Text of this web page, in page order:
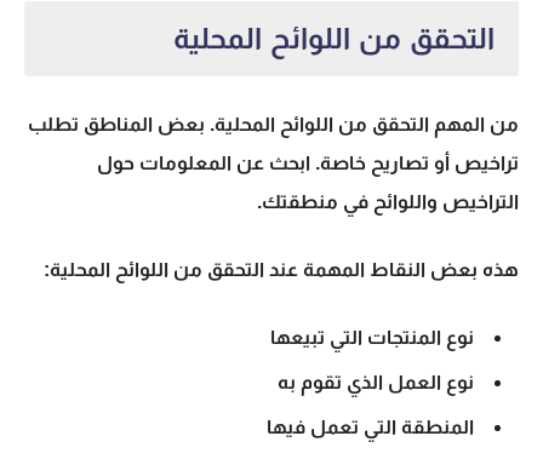
التحقق من اللوائح المحلية
من المهم التحقق من اللوائح المحلية. بعض المناطق تطلب
تراخيص أو تصاريح خاصة. ابحث عن المعلومات حول
التراخيص واللوائح في منطقتك.
هذه بعض النقاط المهمة عند التحقق من اللوائح المحلية:
نوع المنتجات التي تبيعها
نوع العمل الذي تقوم به
المنطقة التي تعمل فيها